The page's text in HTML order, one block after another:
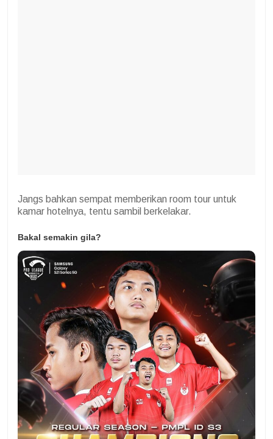
Jangs bahkan sempat memberikan room tour untuk
kamar hotelnya, tentu sambil berkelakar.
Bakal semakin gila?